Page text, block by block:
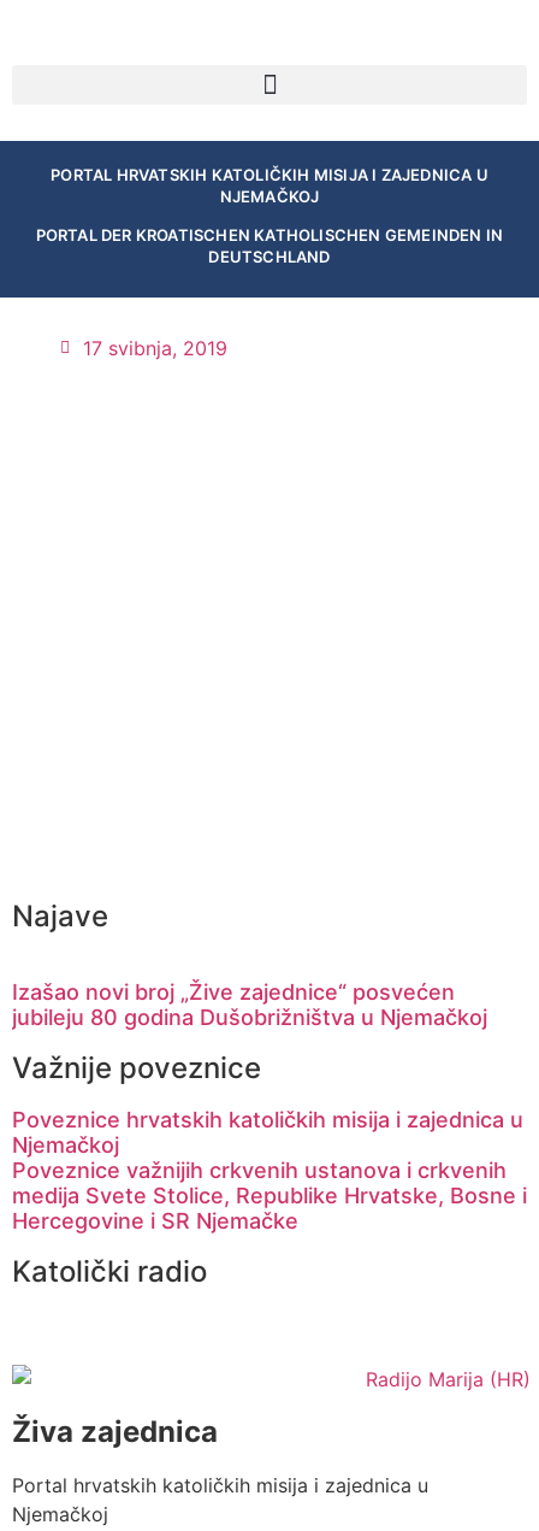
PORTAL HRVATSKIH KATOLIČKIH MISIJA I ZAJEDNICA U
NJEMAČKOJ
PORTAL DER KROATISCHEN KATHOLISCHEN GEMEINDEN IN
DEUTSCHLAND
17 svibnja, 2019
Najave
Izašao novi broj „Žive zajednice“ posvećen
jubileju 80 godina Dušobrižništva u Njemačkoj
Važnije poveznice
Poveznice hrvatskih katoličkih misija i zajednica u
Njemačkoj
Poveznice važnijih crkvenih ustanova i crkvenih
medija Svete Stolice, Republike Hrvatske, Bosne i
Hercegovine i SR Njemačke
Katolički radio
Živa zajednica
Portal hrvatskih katoličkih misija i zajednica u
Njemačkoj